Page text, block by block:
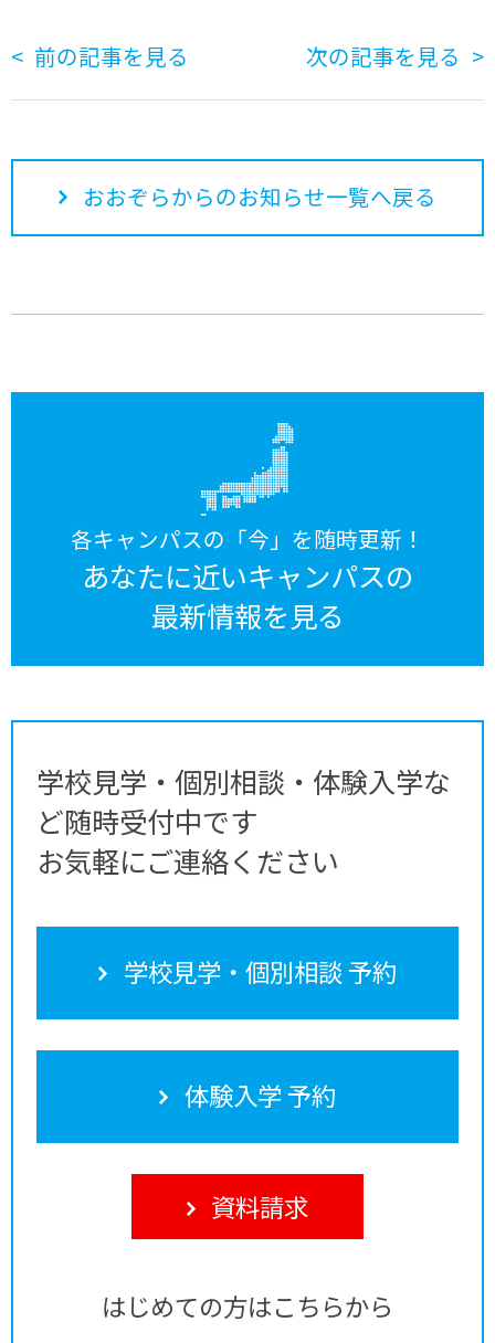
前の記事を見る 次の記事を見る
おおぞらからのお知らせ一覧へ戻る
各キャンパスの「今」を随時更新！
あなたに近いキャンパスの
最新情報を見る
学校見学・個別相談・体験入学な
ど随時受付中です
お気軽にご連絡ください
学校見学・個別相談 予約
体験入学 予約
資料請求
はじめての方はこちらから